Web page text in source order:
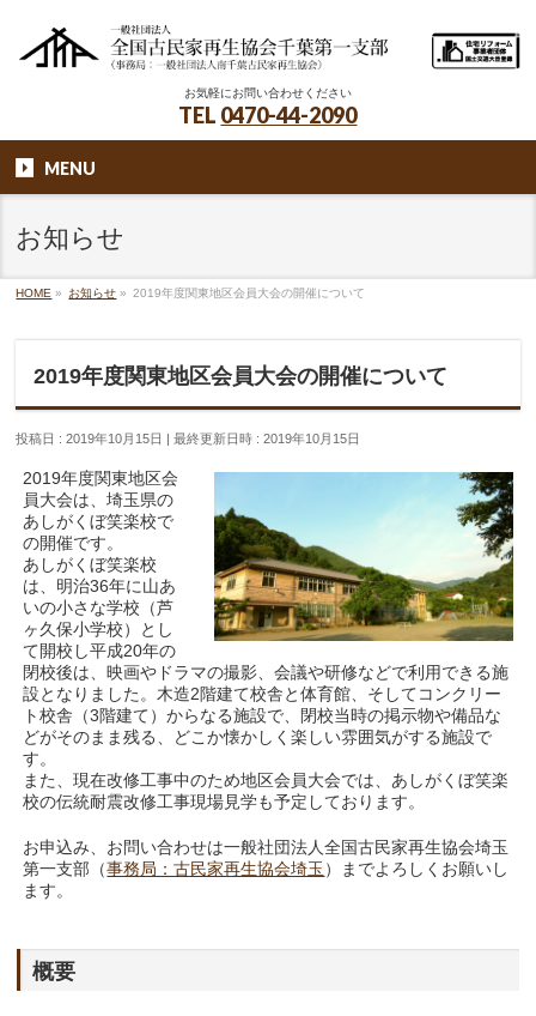
お気軽にお問い合わせください
TEL 0470-44-2090
MENU
お知らせ
HOME » お知らせ » 2019年度関東地区会員大会の開催について
2019年度関東地区会員大会の開催について
投稿日 : 2019年10月15日 最終更新日時 : 2019年10月15日
2019年度関東地区会
員大会は、埼玉県の
あしがくぼ笑楽校で
の開催です。
あしがくぼ笑楽校
は、明治36年に山あ
いの小さな学校（芦
ヶ久保小学校）とし
て開校し平成20年の
閉校後は、映画やドラマの撮影、会議や研修などで利用できる施
設となりました。木造2階建て校舎と体育館、そしてコンクリー
ト校舎（3階建て）からなる施設で、閉校当時の掲示物や備品な
どがそのまま残る、どこか懐かしく楽しい雰囲気がする施設で
す。
また、現在改修工事中のため地区会員大会では、あしがくぼ笑楽
校の伝統耐震改修工事現場見学も予定しております。
お申込み、お問い合わせは一般社団法人全国古民家再生協会埼玉
第一支部（事務局：古民家再生協会埼玉 ）までよろしくお願いし
ます。
概要